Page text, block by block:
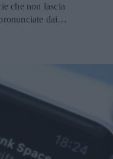
che non lascia
dai